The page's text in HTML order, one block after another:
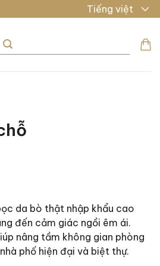
Tiếng việt
kiếm:
da bò thật nhập khẩu cao
đến cảm giác ngồi êm ái.
nâng tầm không gian phòng
phố hiện đại và biệt thự.